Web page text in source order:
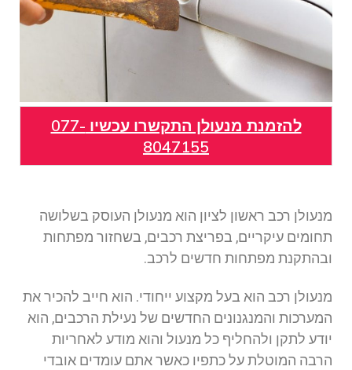
להזמנת מנעולן התקשרו עכשיו 077-
8047155
מנעולן רכב ראשון לציון הוא מנעולן העוסק בשלושה
תחומים עיקריים, בפריצת רכבים, בשחזור מפתחות
ובהתקנת מפתחות חדשים לרכב.
מנעולן רכב הוא בעל מקצוע ייחודי. הוא חייב להכיר את
המערכות והמנגנונים החדשים של נעילת הרכבים, הוא
יודע לתקן ולהחליף כל מנעול והוא מודע לאחריות
הרבה המוטלת על כתפיו כאשר אתם עומדים אובדי